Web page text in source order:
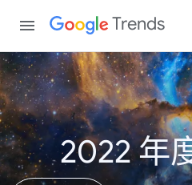
Trends
2022 年